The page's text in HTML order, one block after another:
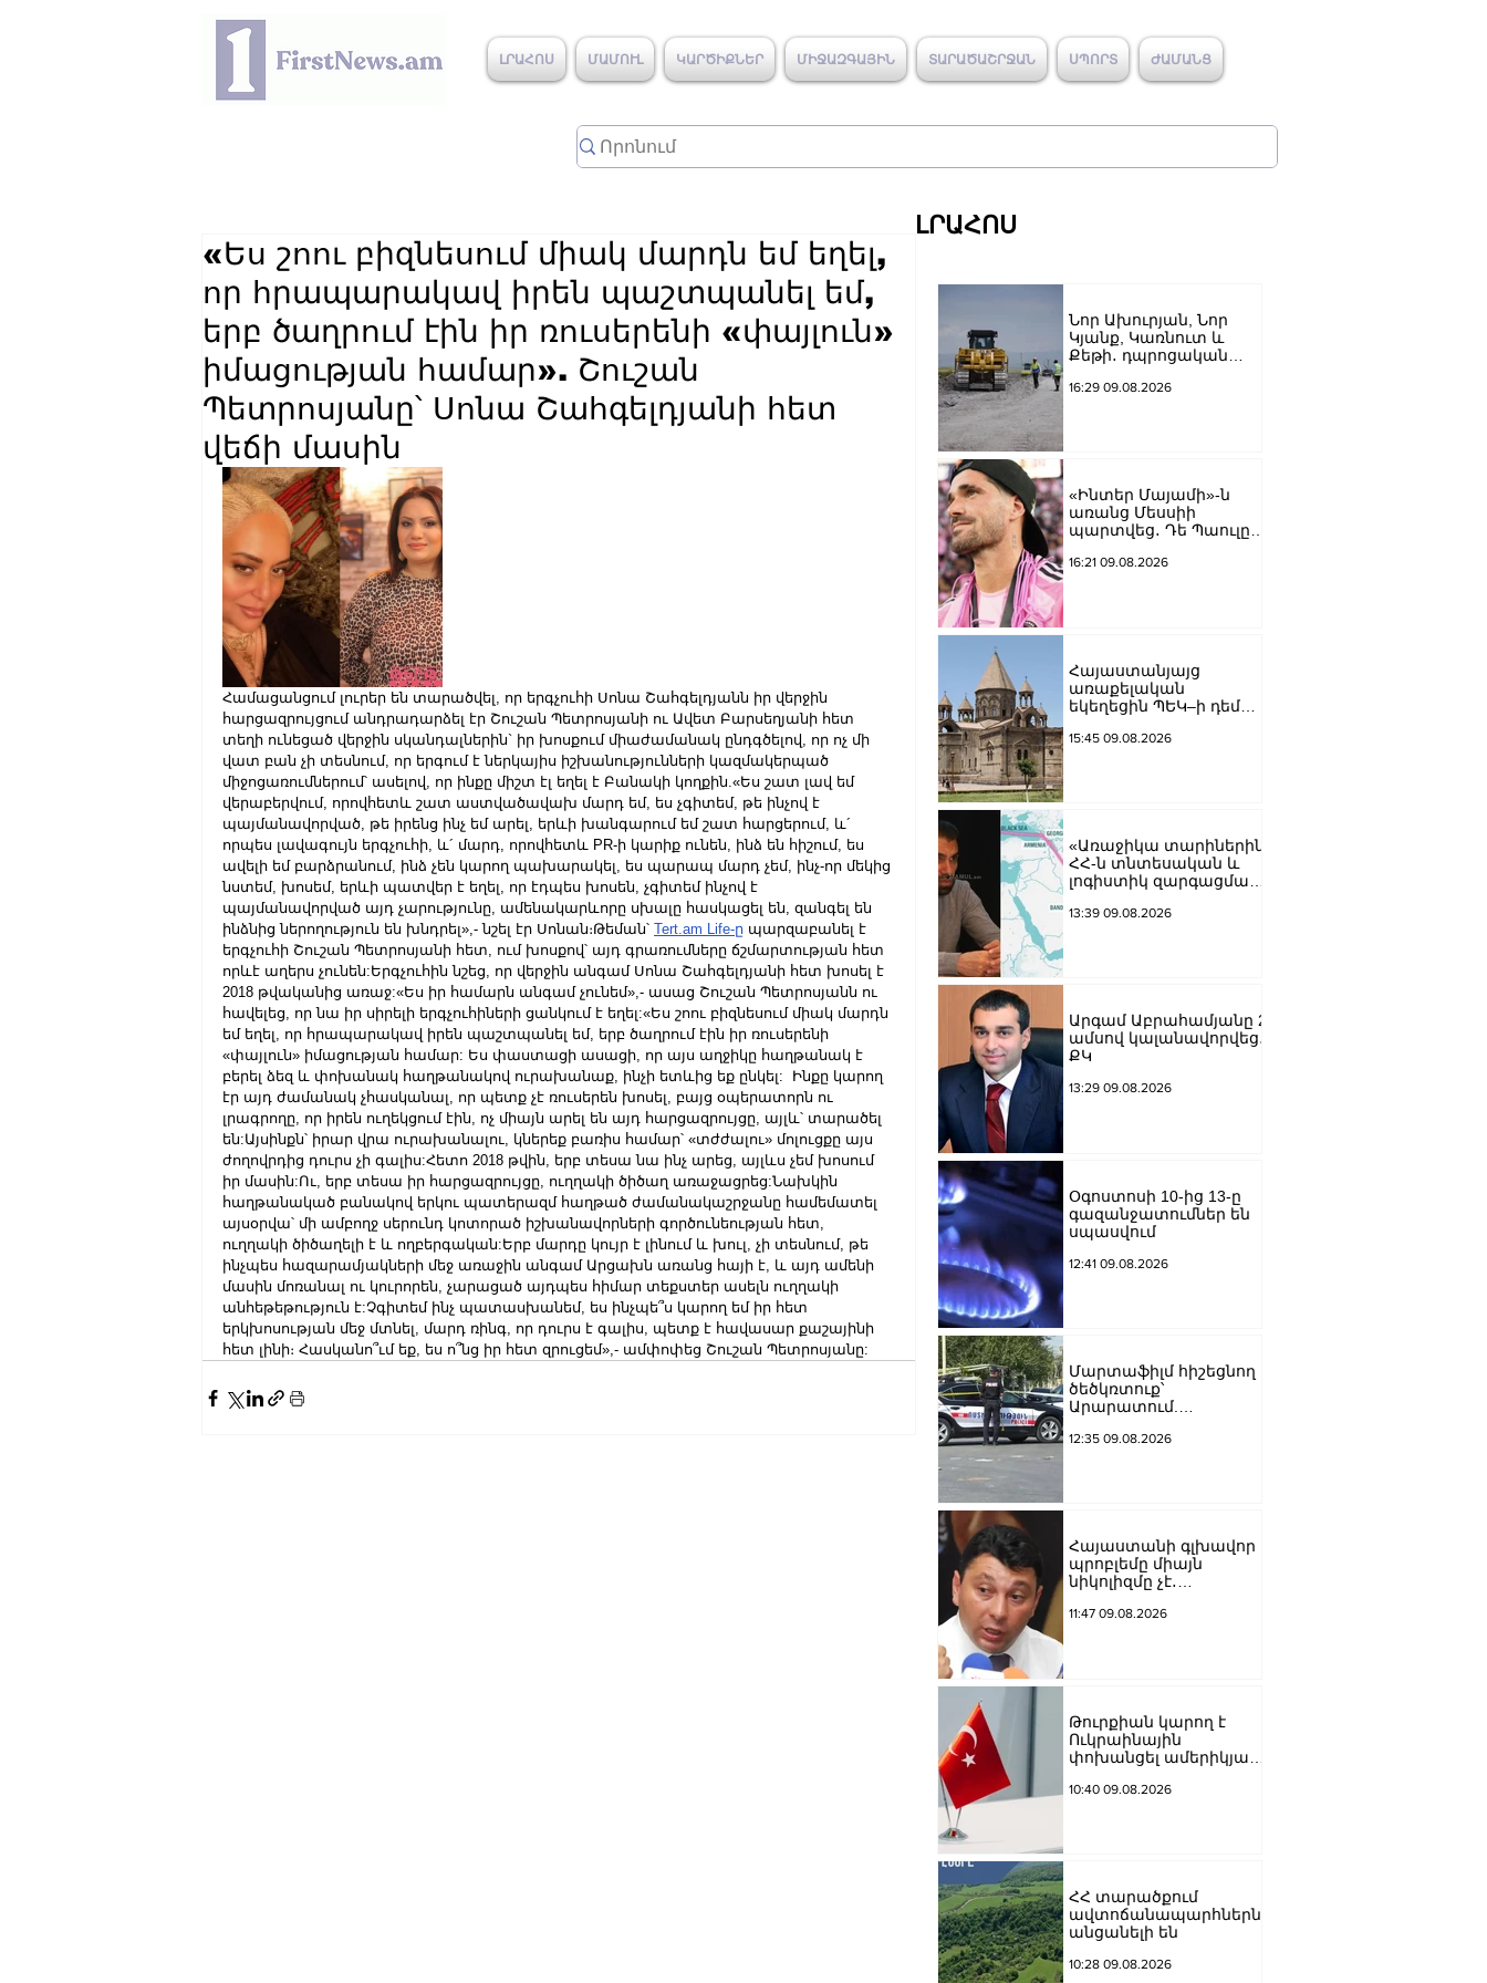
ԼՐԱՀՈՍ ՄԱՄՈՒԼ ԿԱՐԾԻՔՆԵՐ ՄԻՋԱԶԳԱՅԻՆ ՏԱՐԱԾԱՇՐՋԱՆ ՍՊՈՐՏ ԺԱՄԱՆՑ
«Ես շոու բիզնեսում միակ մարդն եմ եղել,
որ հրապարակավ իրեն պաշտպանել եմ,
երբ ծաղրում էին իր ռուսերենի «փայլուն»
իմացության համար». Շուշան
Պետրոսյանը՝ Սոնա Շահգելդյանի հետ
վեճի մասին
Համացանցում լուրեր են տարածվել, որ երգչուհի Սոնա Շահգելդյանն իր վերջին
հարցազրույցում անդրադարձել էր Շուշան Պետրոսյանի ու Ավետ Բարսեղյանի հետ
տեղի ունեցած վերջին սկանդալներին` իր խոսքում միաժամանակ ընդգծելով, որ ոչ մի
վատ բան չի տեսնում, որ երգում է ներկայիս իշխանությունների կազմակերպած
միջոցառումներում՝ ասելով, որ ինքը միշտ էլ եղել է Բանակի կողքին.«Ես շատ լավ եմ
վերաբերվում, որովհետև շատ աստվածավախ մարդ եմ, ես չգիտեմ, թե ինչով է
պայմանավորված, թե իրենց ինչ եմ արել, երևի խանգարում եմ շատ հարցերում, և´
որպես լավագույն երգչուհի, և´ մարդ, որովհետև PR-ի կարիք ունեն, ինձ են հիշում, ես
ավելի եմ բարձրանում, ինձ չեն կարող պախարակել, ես պարապ մարդ չեմ, ինչ-որ մեկից
նստեմ, խոսեմ, երևի պատվեր է եղել, որ էդպես խոսեն, չգիտեմ ինչով է
պայմանավորված այդ չարությունը, ամենակարևորը սխալը հասկացել են, զանգել են
ինձնից ներողություն են խնդրել»,- նշել էր Սոնան։Թեման՝ Tert.am Life-ը պարզաբանել է
երգչուհի Շուշան Պետրոսյանի հետ, ում խոսքով՝ այդ գրառումները ճշմարտության հետ
որևէ աղերս չունեն:Երգչուհին նշեց, որ վերջին անգամ Սոնա Շահգելդյանի հետ խոսել է
2018 թվականից առաջ:«Ես իր համարն անգամ չունեմ»,- ասաց Շուշան Պետրոսյանն ու
հավելեց, որ նա իր սիրելի երգչուհիների ցանկում է եղել:«Ես շոու բիզնեսում միակ մարդն
եմ եղել, որ հրապարակավ իրեն պաշտպանել եմ, երբ ծաղրում էին իր ռուսերենի
«փայլուն» իմացության համար: Ես փաստացի ասացի, որ այս աղջիկը հաղթանակ է
բերել ձեզ և փոխանակ հաղթանակով ուրախանաք, ինչի ետևից եք ընկել:  Ինքը կարող
էր այդ ժամանակ չհասկանալ, որ պետք չէ ռուսերեն խոսել, բայց օպերատորն ու
լրագրողը, որ իրեն ուղեկցում էին, ոչ միայն արել են այդ հարցազրույցը, այլև՝ տարածել
են:Այսինքն՝ իրար վրա ուրախանալու, կներեք բառիս համար՝ «տժժալու» մոլուցքը այս
ժողովրդից դուրս չի գալիս:Հետո 2018 թվին, երբ տեսա նա ինչ արեց, այլևս չեմ խոսում
իր մասին:Ու, երբ տեսա իր հարցազրույցը, ուղղակի ծիծաղ առաջացրեց:Նախկին
հաղթանակած բանակով երկու պատերազմ հաղթած ժամանակաշրջանը համեմատել
այսօրվա՝ մի ամբողջ սերունդ կոտորած իշխանավորների գործունեության հետ,
ուղղակի ծիծաղելի է և ողբերգական:Երբ մարդը կույր է լինում և խուլ, չի տեսնում, թե
ինչպես հազարամյակների մեջ առաջին անգամ Արցախն առանց հայի է, և այդ ամենի
մասին մոռանալ ու կուրորեն, չարացած այդպես հիմար տեքստեր ասելն ուղղակի
անհեթեթություն է:Չգիտեմ ինչ պատասխանեմ, ես ինչպե՞ս կարող եմ իր հետ
երկխոսության մեջ մտնել, մարդ ռինգ, որ դուրս է գալիս, պետք է հավասար քաշայինի
հետ լինի։ Հասկանո՞ւմ եք, ես ո՞նց իր հետ զրուցեմ»,- ամփոփեց Շուշան Պետրոսյանը:
ԼՐԱՀՈՍ
Նոր Ախուրյան, Նոր
Կյանք, Կառնուտ և
Քեթի․ դպրոցական
համար՝ 314 մլն դրամ
16:29 09.08.2026
«Ինտեր Մայամի»-ն
առանց Մեսսիի
պարտվեց․ Դե Պաուլը
արգենտինացուն
16:21 09.08.2026
Հայաստանյայց
առաքելական
եկեղեցին ՊԵԿ–ի դեմ
15:45 09.08.2026
«Առաջիկա տարիներին
ՀՀ-ն տնտեսական և
լոգիստիկ զարգացման
կարողանա լուծել երկու
13:39 09.08.2026
Արգամ Աբրահամյանը 2
ամսով կալանավորվեց․
ՔԿ
13:29 09.08.2026
Օգոստոսի 10-ից 13-ը
գազանջատումներ են
սպասվում
12:41 09.08.2026
Մարտաֆիլմ հիշեցնող
ծեծկռտուք՝
Արարատում.
ից ավելի վիրավորներ.
12:35 09.08.2026
Հայաստանի գլխավոր
պրոբլեմը միայն
նիկոլիզմը չէ․
11:47 09.08.2026
Թուրքիան կարող է
Ուկրաինային
փոխանցել ամերիկյան
հայտնի են քանակները
10:40 09.08.2026
ՀՀ տարածքում
ավտոճանապարհներն
անցանելի են
10:28 09.08.2026